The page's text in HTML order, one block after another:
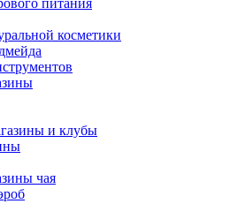
косметики
и клубы
чая